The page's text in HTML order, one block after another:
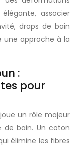
associer
draps de bain
une approche à la
:
pour
un rôle majeur
bain. Un coton
élimine les fibres